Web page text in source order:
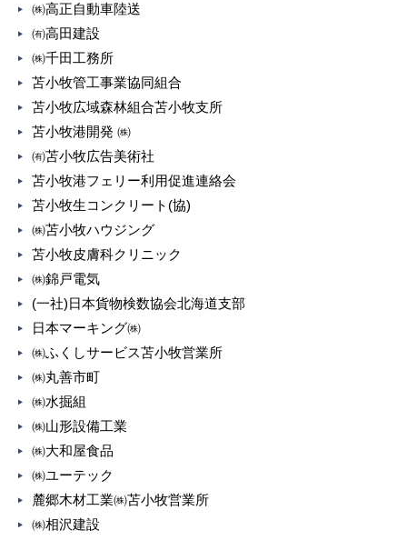
㈱高正自動車陸送
㈲高田建設
㈱千田工務所
苫小牧管工事業協同組合
苫小牧広域森林組合苫小牧支所
苫小牧港開発 ㈱
㈲苫小牧広告美術社
苫小牧港フェリー利用促進連絡会
苫小牧生コンクリート(協)
㈱苫小牧ハウジング
苫小牧皮膚科クリニック
㈱錦戸電気
(一社)日本貨物検数協会北海道支部
日本マーキング㈱
㈱ふくしサービス苫小牧営業所
㈱丸善市町
㈱水掘組
㈱山形設備工業
㈱大和屋食品
㈱ユーテック
麓郷木材工業㈱苫小牧営業所
㈱相沢建設